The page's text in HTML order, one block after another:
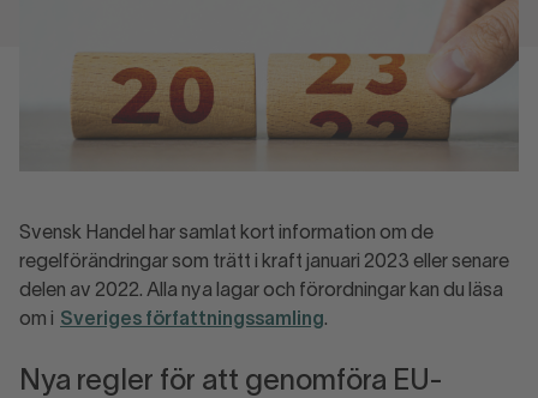
Svensk Handel har samlat kort information om de
regelförändringar som trätt i kraft januari 2023 eller senare
delen av 2022. Alla nya lagar och förordningar kan du läsa
om i Sveriges författningssamling .
Nya regler för att genomföra EU-